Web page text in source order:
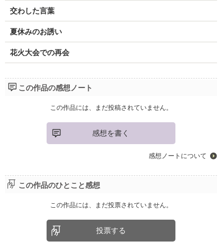
交わした言葉
夏休みのお誘い
花火大会での再会
この作品の感想ノート
この作品には、まだ投稿されていません。
感想を書く
感想ノートについて
この作品のひとこと感想
この作品には、まだ投票されていません。
投票する